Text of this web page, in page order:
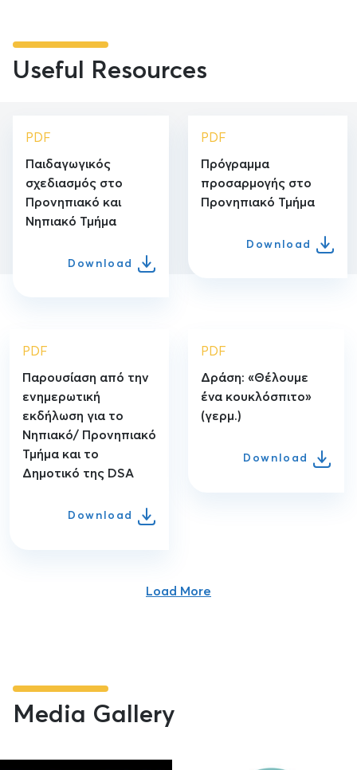
Useful Resources
PDF
Παιδαγωγικός
σχεδιασμός στο
Προνηπιακό και
Νηπιακό Τμήμα
Download
PDF
Πρόγραμμα
προσαρμογής στο
Προνηπιακό Τμήμα
Download
PDF
Παρουσίαση από την
ενημερωτική
εκδήλωση για το
Νηπιακό/ Προνηπιακό
Τμήμα και το
Δημοτικό της DSA
Download
PDF
Δράση: «Θέλουμε
ένα κουκλόσπιτο»
(γερμ.)
Download
Load More
Media Gallery